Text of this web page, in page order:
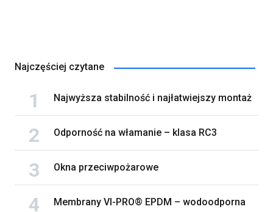
Najczęściej czytane
Najwyższa stabilność i najłatwiejszy montaż
Odporność na włamanie – klasa RC3
Okna przeciwpożarowe
Membrany VI-PRO® EPDM – wodoodporna